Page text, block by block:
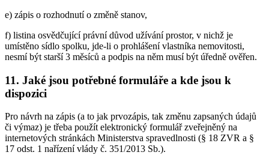
e) zápis o rozhodnutí o změně stanov,
f) listina osvědčující právní důvod užívání prostor, v nichž je
umístěno sídlo spolku, jde-li o prohlášení vlastníka nemovitosti,
nesmí být starší 3 měsíců a podpis na něm musí být úředně ověřen.
11. Jaké jsou potřebné formuláře a kde jsou k
dispozici
Pro návrh na zápis (a to jak prvozápis, tak změnu zapsaných údajů
či výmaz) je třeba použít elektronický formulář zveřejněný na
internetových stránkách Ministerstva spravedlnosti (§ 18 ZVR a §
17 odst. 1 nařízení vlády č. 351/2013 Sb.).